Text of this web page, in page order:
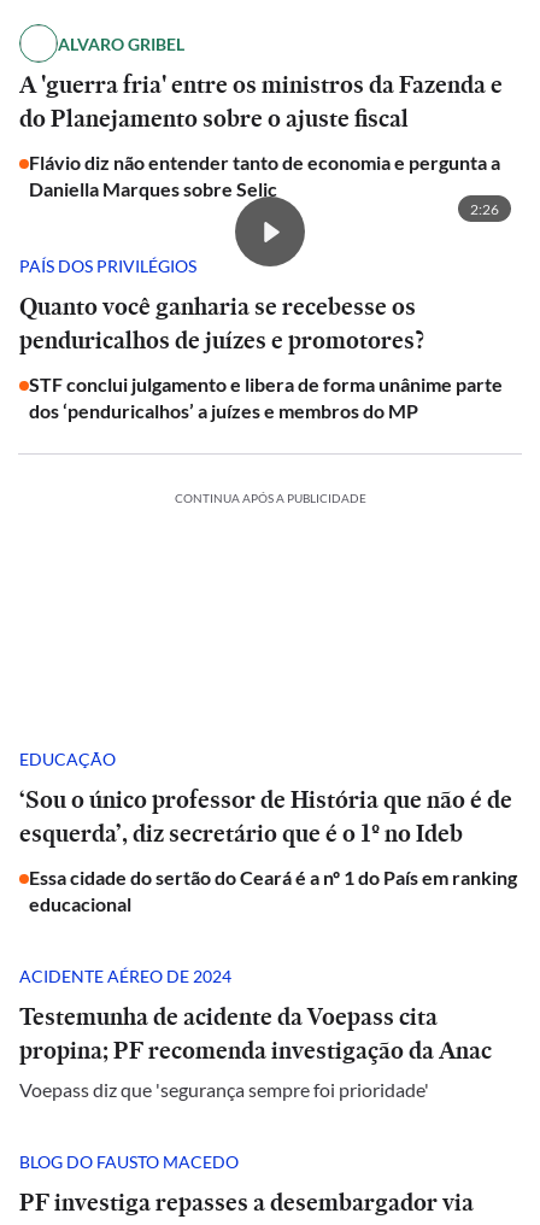
ALVARO GRIBEL
A 'guerra fria' entre os ministros da Fazenda e
do Planejamento sobre o ajuste fiscal
Flávio diz não entender tanto de economia e pergunta a
Daniella Marques sobre Selic
2:26
PAÍS DOS PRIVILÉGIOS
Quanto você ganharia se recebesse os
penduricalhos de juízes e promotores?
STF conclui julgamento e libera de forma unânime parte
dos ‘penduricalhos’ a juízes e membros do MP
CONTINUA APÓS A PUBLICIDADE
EDUCAÇÃO
‘Sou o único professor de História que não é de
esquerda’, diz secretário que é o 1º no Ideb
Essa cidade do sertão do Ceará é a nº 1 do País em ranking
educacional
ACIDENTE AÉREO DE 2024
Testemunha de acidente da Voepass cita
propina; PF recomenda investigação da Anac
Voepass diz que 'segurança sempre foi prioridade'
BLOG DO FAUSTO MACEDO
PF investiga repasses a desembargador via